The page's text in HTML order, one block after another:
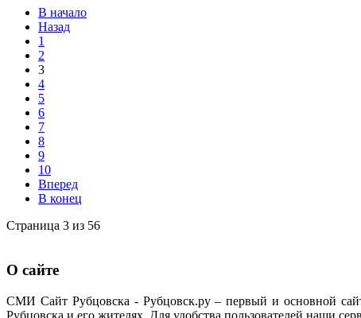
В начало
Назад
1
2
3
4
5
6
7
8
9
10
Вперед
В конец
Страница 3 из 56
О сайте
СМИ Сайт Рубцовска - Рубцовск.ру – первый и основной